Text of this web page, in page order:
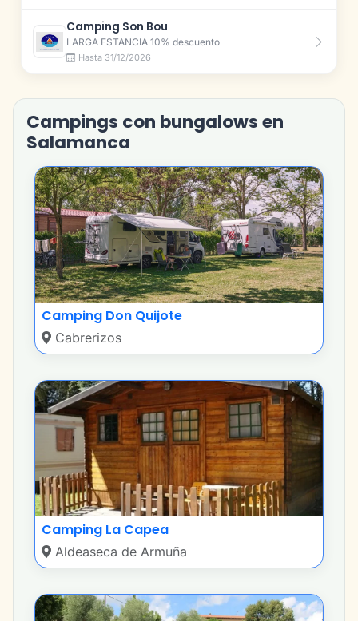
Camping Son Bou
LARGA ESTANCIA 10% descuento
Hasta 31/12/2026
Campings con bungalows en
Salamanca
Camping Don Quijote
Cabrerizos
Camping La Capea
Aldeaseca de Armuña